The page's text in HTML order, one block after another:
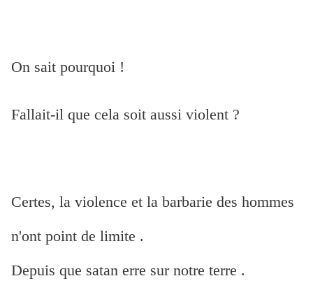
On sait pourquoi !
Fallait-il que cela soit aussi violent ?
Certes, la violence et la barbarie des hommes
n'ont point de limite .
Depuis que satan erre sur notre terre .